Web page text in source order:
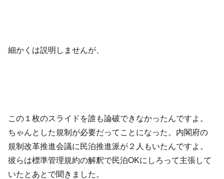
細かくは説明しませんが、
この１枚のスライドを誰も論破できなかったんですよ。
ちゃんとした規制が必要だってことになった。内閣府の
規制改革推進会議に民泊推進派が２人もいたんですよ。
彼らは標準管理規約の解釈で民泊OKにしろって主張して
いたとあとで聞きました。